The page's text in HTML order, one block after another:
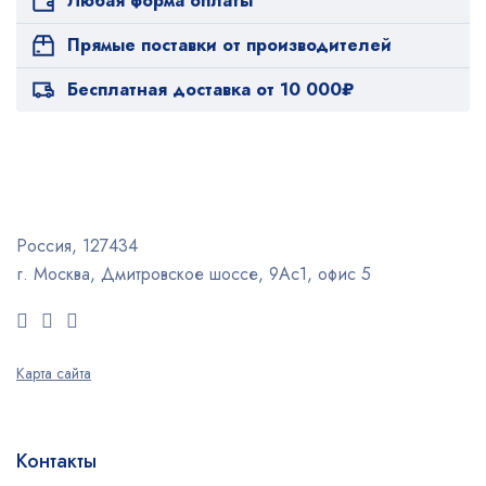
Прямые поставки от производителей
Бесплатная доставка от 10 000₽
Россия, 127434
г. Москва, Дмитровское шоссе, 9Ас1, офис 5
Карта сайта
Контакты